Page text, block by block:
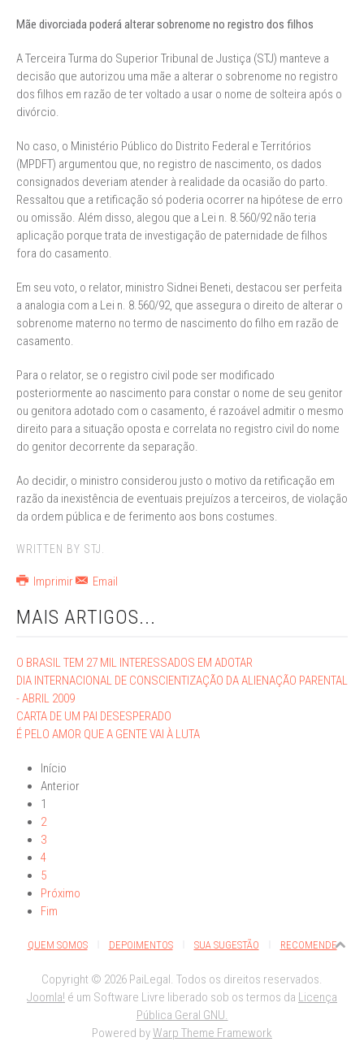
Mãe divorciada poderá alterar sobrenome no registro dos filhos
A Terceira Turma do Superior Tribunal de Justiça (STJ) manteve a
decisão que autorizou uma mãe a alterar o sobrenome no registro
dos filhos em razão de ter voltado a usar o nome de solteira após o
divórcio.
No caso, o Ministério Público do Distrito Federal e Territórios
(MPDFT) argumentou que, no registro de nascimento, os dados
consignados deveriam atender à realidade da ocasião do parto.
Ressaltou que a retificação só poderia ocorrer na hipótese de erro
ou omissão. Além disso, alegou que a Lei n. 8.560/92 não teria
aplicação porque trata de investigação de paternidade de filhos
fora do casamento.
Em seu voto, o relator, ministro Sidnei Beneti, destacou ser perfeita
a analogia com a Lei n. 8.560/92, que assegura o direito de alterar o
sobrenome materno no termo de nascimento do filho em razão de
casamento.
Para o relator, se o registro civil pode ser modificado
posteriormente ao nascimento para constar o nome de seu genitor
ou genitora adotado com o casamento, é razoável admitir o mesmo
direito para a situação oposta e correlata no registro civil do nome
do genitor decorrente da separação.
Ao decidir, o ministro considerou justo o motivo da retificação em
razão da inexistência de eventuais prejuízos a terceiros, de violação
da ordem pública e de ferimento aos bons costumes.
WRITTEN BY STJ.
Imprimir Email
MAIS ARTIGOS...
O BRASIL TEM 27 MIL INTERESSADOS EM ADOTAR
DIA INTERNACIONAL DE CONSCIENTIZAÇÃO DA ALIENAÇÃO PARENTAL
- ABRIL 2009
CARTA DE UM PAI DESESPERADO
É PELO AMOR QUE A GENTE VAI À LUTA
Início
Anterior
1
2
3
4
5
Próximo
Fim
QUEM SOMOS DEPOIMENTOS SUA SUGESTÃO RECOMENDE
Copyright © 2026 PaiLegal. Todos os direitos reservados.
Joomla! é um Software Livre liberado sob os termos da Licença
Pública Geral GNU.
Powered byWarp Theme Framework